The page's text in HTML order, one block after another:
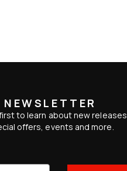
NEWSLETTER
to learn about new releases,
offers, events and more.